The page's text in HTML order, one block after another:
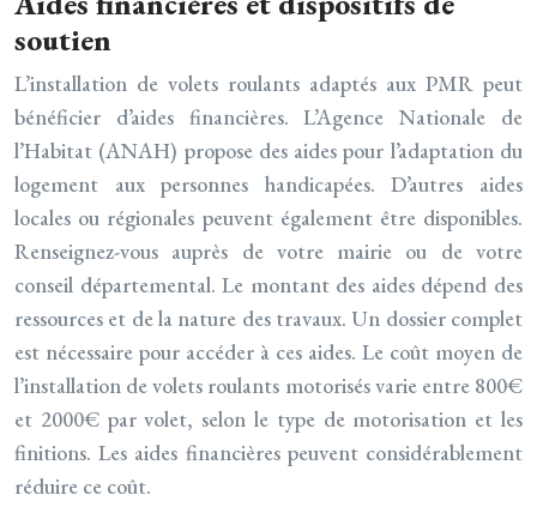
soutien
L’installation de volets roulants adaptés aux PMR peut
bénéficier d’aides financières. L’Agence Nationale de
l’Habitat (ANAH) propose des aides pour l’adaptation du
logement aux personnes handicapées. D’autres aides
locales ou régionales peuvent également être disponibles.
Renseignez-vous auprès de votre mairie ou de votre
conseil départemental. Le montant des aides dépend des
ressources et de la nature des travaux. Un dossier complet
est nécessaire pour accéder à ces aides. Le coût moyen de
l’installation de volets roulants motorisés varie entre 800€
et 2000€ par volet, selon le type de motorisation et les
finitions. Les aides financières peuvent considérablement
réduire ce coût.